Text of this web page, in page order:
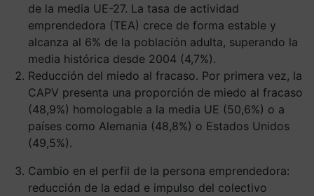
de la media UE-27. La tasa de actividad
emprendedora (TEA) crece de forma estable y
alcanza al 6% de la población adulta, superando la
media histórica desde 2004 (4,7%).
Reducción del miedo al fracaso. Por primera vez, la
CAPV presenta una proporción de miedo al fracaso
(48,9%) homologable a la media UE (50,6%) o a
países como Alemania (48,8%) o Estados Unidos
(49,5%).
Cambio en el perfil de la persona emprendedora:
reducción de la edad e impulso del colectivo